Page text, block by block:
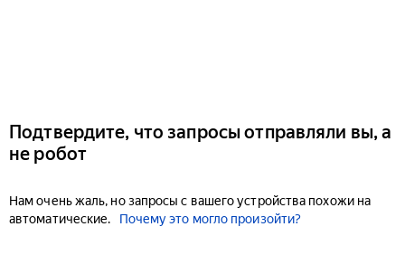
Подтвердите, что запросы отправляли вы, а
не робот
Нам очень жаль, но запросы с вашего устройства похожи на
автоматические.
Почему это могло произойти?